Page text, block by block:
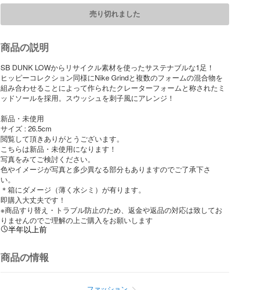
売り切れました
商品の説明
SB DUNK LOWからリサイクル素材を使ったサステナブルな1足！
ヒッピーコレクション同様にNike Grindと複数のフォームの混合物を
組み合わせることによって作られたクレーターフォームと称されたミ
ッドソールを採用。スウッシュを刺子風にアレンジ！
新品・未使用
サイズ : 26.5cm
閲覧して頂きありがとうございます。
こちらは新品・未使用になります！
写真をみてご検討ください。
色やイメージが写真と多少異なる部分もありますのでご了承下さ
い。
＊箱にダメージ（薄く水シミ）が有ります。
即購入大丈夫です！
※商品すり替え・トラブル防止のため、返金や返品の対応は致してお
りませんのでご理解の上ご購入をお願いします
半年以上前
商品の情報